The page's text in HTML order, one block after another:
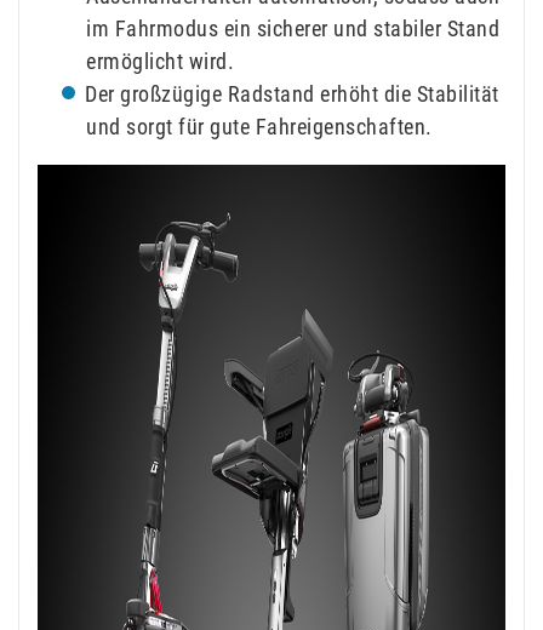
im Fahrmodus ein sicherer und stabiler Stand
ermöglicht wird.
Der großzügige Radstand erhöht die Stabilität
und sorgt für gute Fahreigenschaften.